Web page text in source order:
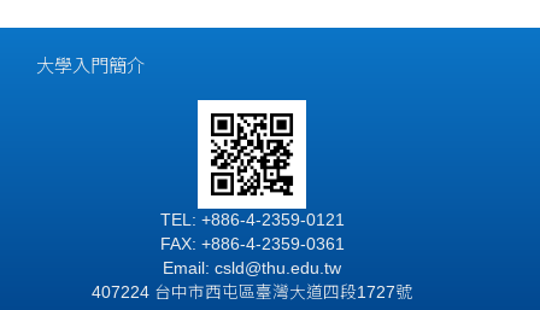
大學入門簡介
TEL: +886-4-2359-0121
FAX: +886-4-2359-0361
Email: csld@thu.edu.tw
407224 台中市西屯區臺灣大道四段1727號